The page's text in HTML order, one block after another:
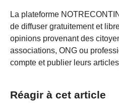
La plateforme
de diffuser gratuitement et
opinions provenant des
associations, ONG ou
compte et publier leurs articles
Réagir à cet article